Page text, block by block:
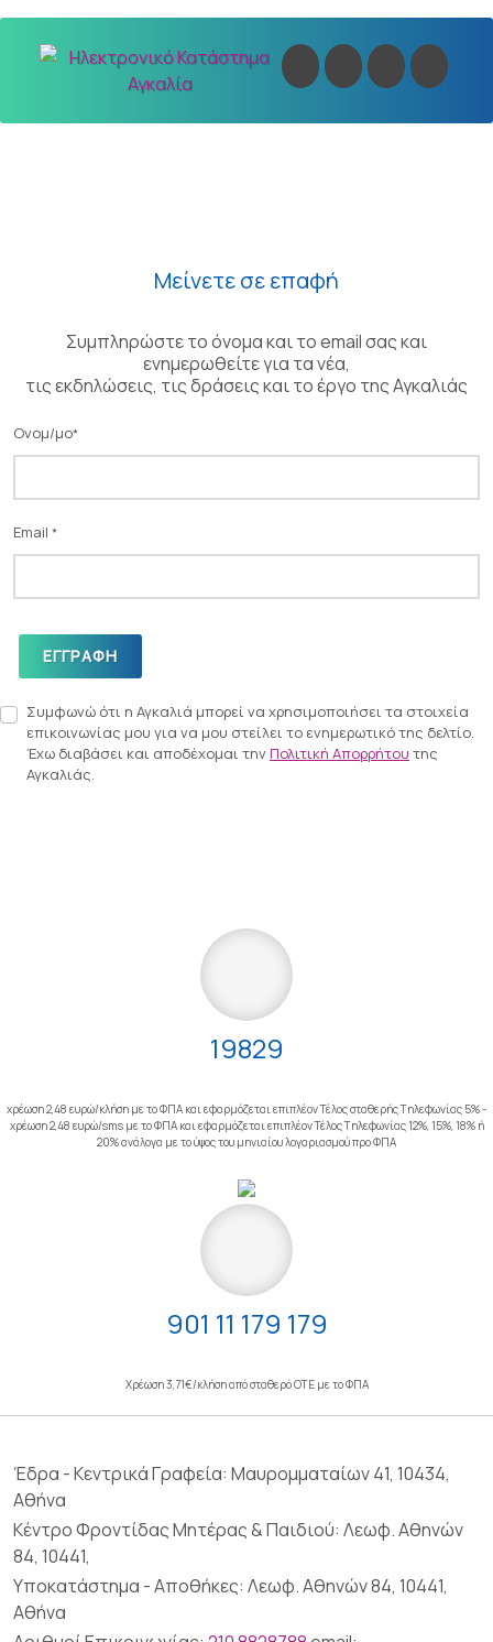
Μείνετε σε επαφή
Συμπληρώστε το όνομα και το email σας και
ενημερωθείτε για τα νέα,
τις εκδηλώσεις, τις δράσεις και το έργο της Αγκαλιάς
Ονομ/μο*
Email *
ΕΓΓΡΑΦΉ
Συμφωνώ ότι η Αγκαλιά μπορεί να χρησιμοποιήσει τα στοιχεία
επικοινωνίας μου για να μου στείλει το ενημερωτικό της δελτίο.
Έχω διαβάσει και αποδέχομαι την Πολιτική Απορρήτου της
Αγκαλιάς.
19829
χρέωση 2,48 ευρώ/κλήση με το ΦΠΑ και εφαρμόζεται επιπλέον Τέλος σταθερής Τηλεφωνίας 5% -
χρέωση 2,48 ευρώ/sms με το ΦΠΑ και εφαρμόζεται επιπλέον Τέλος Τηλεφωνίας 12%, 15%, 18% ή
20% ανάλογα με το ύψος του μηνιαίου λογαριασμού προ ΦΠΑ
901 11 179 179
Χρέωση 3,71€/κλήση από σταθερό ΟΤΕ με το ΦΠΑ
Έδρα - Κεντρικά Γραφεία: Μαυρομματαίων 41, 10434,
Αθήνα
Κέντρο Φροντίδας Μητέρας & Παιδιού: Λεωφ. Αθηνών
84, 10441,
Υποκατάστημα - Αποθήκες: Λεωφ. Αθηνών 84, 10441,
Αθήνα